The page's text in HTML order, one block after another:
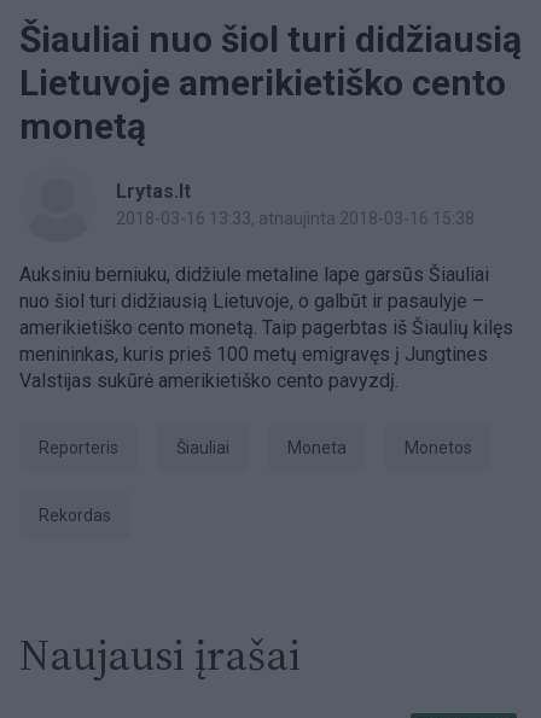
Šiauliai nuo šiol turi didžiausią
Lietuvoje amerikietiško cento
monetą
Lrytas.lt
2018-03-16 13:33, atnaujinta 2018-03-16 15:38
Auksiniu berniuku, didžiule metaline lape garsūs Šiauliai
nuo šiol turi didžiausią Lietuvoje, o galbūt ir pasaulyje –
amerikietiško cento monetą. Taip pagerbtas iš Šiaulių kilęs
menininkas, kuris prieš 100 metų emigravęs į Jungtines
Valstijas sukūrė amerikietiško cento pavyzdį.
Reporteris Šiauliai moneta monetos
rekordas
Naujausi įrašai